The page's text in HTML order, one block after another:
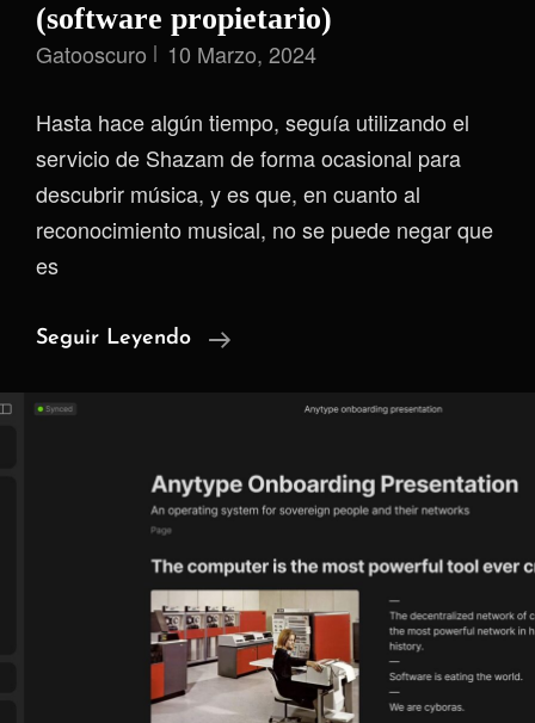
(software propietario)
Gatooscuro 10 Marzo, 2024
Hasta hace algún tiempo, seguía utilizando el
servicio de Shazam de forma ocasional para
descubrir música, y es que, en cuanto al
reconocimiento musical, no se puede negar que
es
Seguir Leyendo
Audile
Shazam
(software